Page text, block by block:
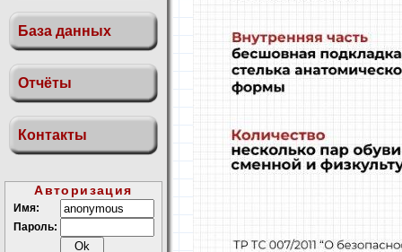
База данных
Отчёты
Контакты
Авторизация
Имя:
Пароль: